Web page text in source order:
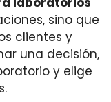
sino que
clientes y
una decisión,
y elige